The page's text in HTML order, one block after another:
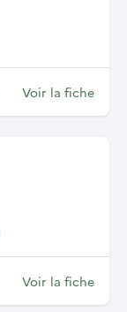
Voir la fiche
Voir la fiche